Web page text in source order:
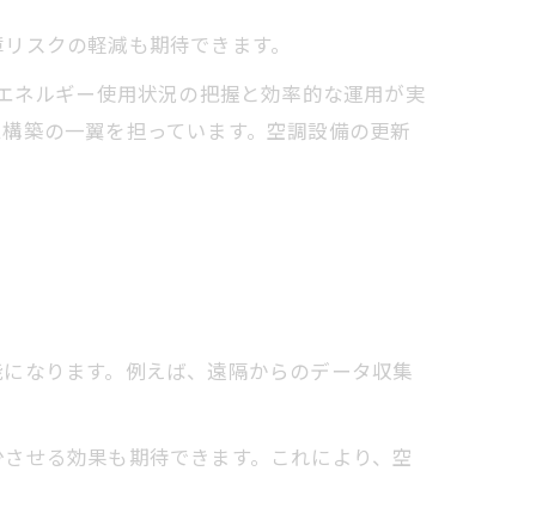
スクの軽減も期待できます。
ルギー使用状況の把握と効率的な運用が実
築の一翼を担っています。空調設備の更新
なります。例えば、遠隔からのデータ収集
せる効果も期待できます。これにより、空